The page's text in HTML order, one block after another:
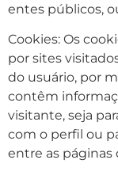
entes públicos,
Cookies: Os
por sites
do usuário, por
contêm
visitante, seja
com o perfil ou
entre as